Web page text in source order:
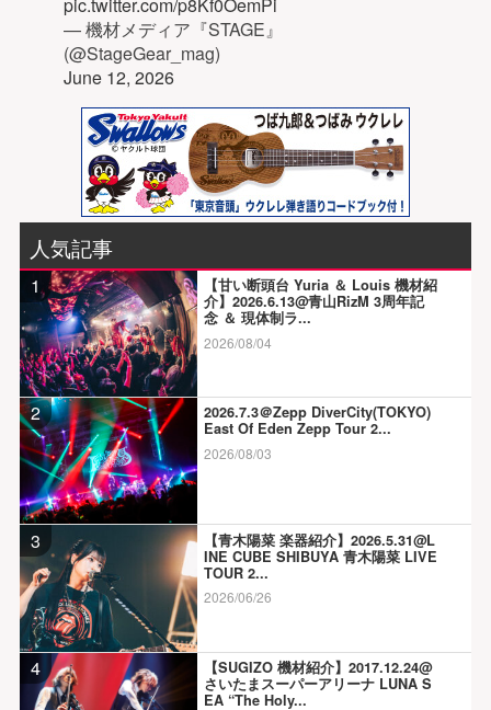
pic.twitter.com/p8Kf0OemPi
— 機材メディア『STAGE』
(@StageGear_mag)
June 12, 2026
人気記事
1
【甘い断頭台 Yuria ＆ Louis 機材紹
介】2026.6.13@青山RizM 3周年記
念 ＆ 現体制ラ...
2026/08/04
2
2026.7.3＠Zepp DiverCity(TOKYO)
East Of Eden Zepp Tour 2...
2026/08/03
3
【青木陽菜 楽器紹介】2026.5.31@L
INE CUBE SHIBUYA 青木陽菜 LIVE
TOUR 2...
2026/06/26
4
【SUGIZO 機材紹介】2017.12.24@
さいたまスーパーアリーナ LUNA S
EA “The Holy...